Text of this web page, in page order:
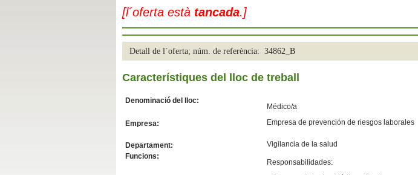
[l´oferta està tancada.]
Detall de l´oferta; núm. de referència: 34862_B
Característiques del lloc de treball
Denominació del lloc:
Médico/a
Empresa:
Empresa de prevención de riesgos laborales
Departament:
Vigilancia de la salud
Funcions:
Responsabilidades: